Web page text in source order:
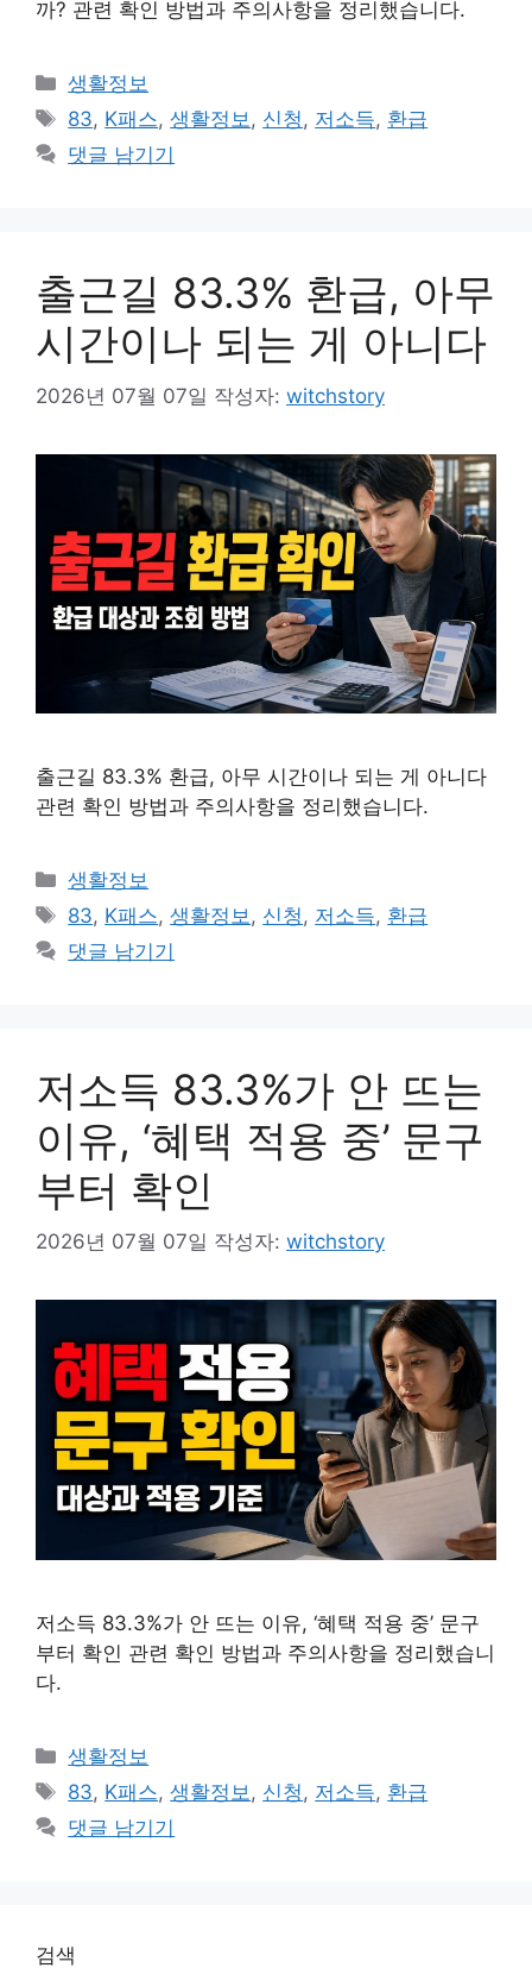
까? 관련 확인 방법과 주의사항을 정리했습니다.
카
테
리
생활정보
태
그
83, K패스,생활정보, 신청, 저소득, 환급
댓글 남기기
출근길 83.3% 환급, 아무
시간이나 되는 게 아니다
2026년 07월 07일 작성자: witchstory
출근길 83.3% 환급, 아무 시간이나 되는 게 아니다
관련 확인 방법과 주의사항을 정리했습니다.
카
테
리
생활정보
태
그
83, K패스,생활정보 , 신청 , 저소득, 환급
댓글 남기기
저소득 83.3%가 안 뜨는
이유, ‘혜택 적용 중’ 문구
부터 확인
2026년 07월 07일 작성자: witchstory
저소득 83.3%가 안 뜨는 이유, ‘혜택 적용 중’ 문구
부터 확인 관련 확인 방법과 주의사항을 정리했습니
다.
카
테
리
생활정보
태
그
83, K패스,생활정보 , 신청 , 저소득, 환급
댓글 남기기
검색